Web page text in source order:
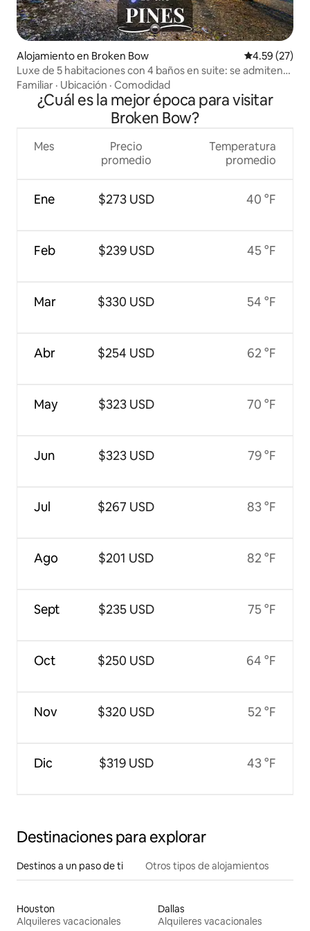
Alojamiento en Broken Bow Calificación
4.59 (27)
Luxe de 5 habitaciones con 4 baños en suite: se admiten
mascotas, golf, loft para juegos, pesca
Familiar · Ubicación · Comodidad
¿Cuál es la mejor época para visitar
Broken Bow?
Mes
Ene
Feb
Mar
Abr
May
Jun
Jul
Ago
Sept
Oct
Nov
Dic
Precio
promedio
$273 USD
$239 USD
$330 USD
$254 USD
$323 USD
$323 USD
$267 USD
$201 USD
$235 USD
$250 USD
$320 USD
$319 USD
Temperatura
promedio
40 °F
45 °F
54 °F
62 °F
70 °F
79 °F
83 °F
82 °F
75 °F
64 °F
52 °F
43 °F
Destinaciones para explorar
Destinos a un paso de ti Otros tipos de alojamientos
Houston
Alquileres vacacionales
Dallas
Alquileres vacacionales